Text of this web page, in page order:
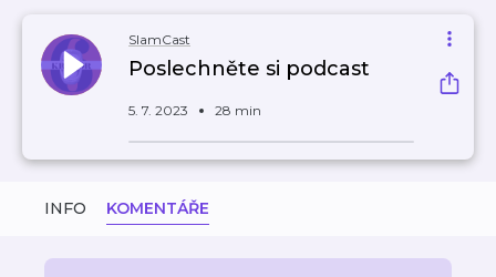
SlamCast
Poslechněte si podcast
5. 7. 2023 28 min
INFO KOMENTÁŘE